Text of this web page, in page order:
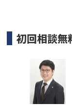
初回相談無